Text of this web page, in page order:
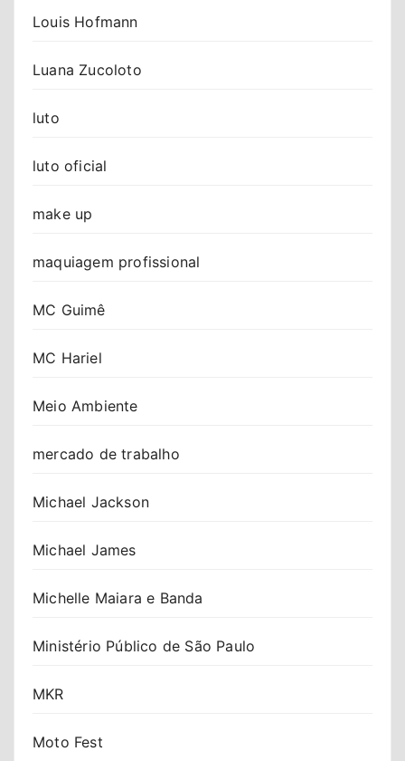
Louis Hofmann
Luana Zucoloto
luto
luto oficial
make up
maquiagem profissional
MC Guimê
MC Hariel
Meio Ambiente
mercado de trabalho
Michael Jackson
Michael James
Michelle Maiara e Banda
Ministério Público de São Paulo
MKR
Moto Fest